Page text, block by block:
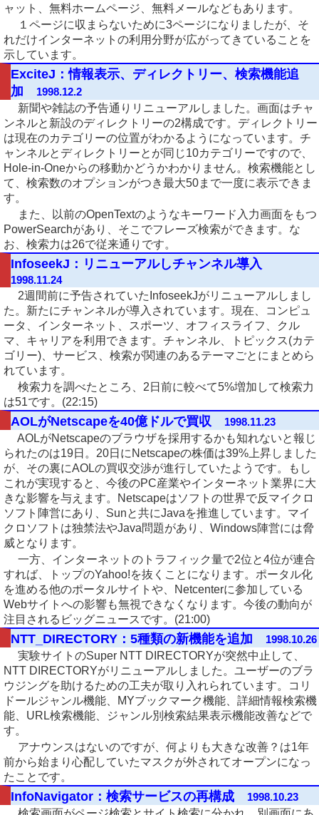
ャット、無料ホームページ、無料メールなどもあります。
１ページに収まらないために3ページになりましたが、そ
れだけインターネットの利用分野が広がってきていることを
示しています。
ExciteJ：情報表示、ディレクトリー、検索機能追
加
1998.12.2
新聞や雑誌の予告通りリニューアルしました。画面はチャ
ンネルと新設のディレクトリーの2構成です。ディレクトリー
は現在のカテゴリーの位置がわかるようになっています。チ
ャンネルとディレクトリーとが同じ10カテゴリーですので、
Hole-in-Oneからの移動かどうかわかりません。検索機能とし
て、検索数のオプションがつき最大50まで一度に表示できま
す。
また、以前のOpenTextのようなキーワード入力画面をもつ
PowerSearchがあり、そこでフレーズ検索ができます。な
お、検索力は26で従来通りです。
InfoseekJ：リニューアルしチャンネル導入
1998.11.24
2週間前に予告されていたInfoseekJがリニューアルしまし
た。新たにチャンネルが導入されています。現在、コンピュ
ータ、インターネット、スポーツ、オフィスライフ、クル
マ、キャリアを利用できます。チャンネル、トピックス(カテ
ゴリー)、サービス、検索が関連のあるテーマごとにまとめら
れています。
検索力を調べたところ、2日前に較べて5%増加して検索力
は51です。(22:15)
AOLがNetscapeを40億ドルで買収
1998.11.23
AOLがNetscapeのブラウザを採用するかも知れないと報じ
られたのは19日。20日にNetscapeの株価は39%上昇しました
が、その裏にAOLの買収交渉が進行していたようです。もし
これが実現すると、今後のPC産業やインターネット業界に大
きな影響を与えます。Netscapeはソフトの世界で反マイクロ
ソフト陣営にあり、Sunと共にJavaを推進しています。マイ
クロソフトは独禁法やJava問題があり、Windows陣営には脅
威となります。
一方、インターネットのトラフィック量で2位と4位が連合
すれば、トップのYahoo!を抜くことになります。ポータル化
を進める他のポータルサイトや、Netcenterに参加している
Webサイトへの影響も無視できなくなります。今後の動向が
注目されるビッグニュースです。(21:00)
NTT_DIRECTORY：5種類の新機能を追加
1998.10.26
実験サイトのSuper NTT DIRECTORYが突然中止して、
NTT DIRECTORYがリニューアルしました。ユーザーのブラ
ウジングを助けるための工夫が取り入れられています。コリ
ドールジャンル機能、MYブックマーク機能、詳細情報検索機
能、URL検索機能、ジャンル別検索結果表示機能改善などで
す。
アナウンスはないのですが、何よりも大きな改善？は1年
前から始まり心配していたマスクが外されてオープンになっ
たことです。
InfoNavigator：検索サービスの再構成
1998.10.23